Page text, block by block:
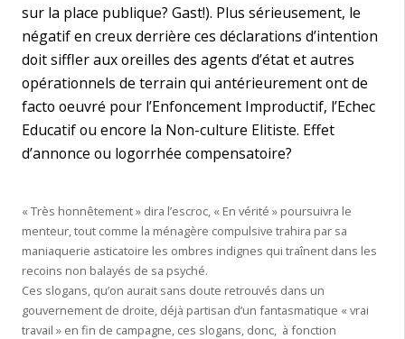
sur la place publique? Gast!). Plus sérieusement, le
négatif en creux derrière ces déclarations d’intention
doit siffler aux oreilles des agents d’état et autres
opérationnels de terrain qui antérieurement ont de
facto oeuvré pour l’Enfoncement Improductif, l’Echec
Educatif ou encore la Non-culture Elitiste. Effet
d’annonce ou logorrhée compensatoire?
« Très honnêtement » dira l’escroc, « En vérité » poursuivra le
menteur, tout comme la ménagère compulsive trahira par sa
maniaquerie asticatoire les ombres indignes qui traînent dans les
recoins non balayés de sa psyché.
Ces slogans, qu’on aurait sans doute retrouvés dans un
gouvernement de droite, déjà partisan d’un fantasmatique « vrai
travail » en fin de campagne, ces slogans, donc, à fonction